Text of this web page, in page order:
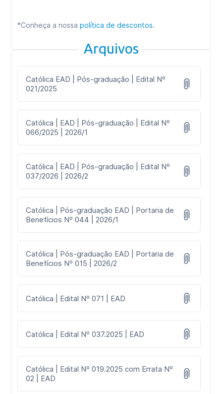
*Conheça a nossapolítica de descontos.
Arquivos
Católica EAD | Pós-graduação | Edital Nº
021/2025
Católica | EAD | Pós-graduação | Edital Nº
066/2025 | 2026/1
Católica | EAD | Pós-graduação | Edital Nº
037/2026 | 2026/2
Católica | Pós-graduação EAD | Portaria de
Benefícios Nº 044 | 2026/1
Católica | Pós-graduação EAD | Portaria de
Benefícios Nº 015 | 2026/2
Católica | Edital Nº 071 | EAD
Católica | Edital Nº 037.2025 | EAD
Católica | Edital Nº 019.2025 com Errata Nº
02 | EAD